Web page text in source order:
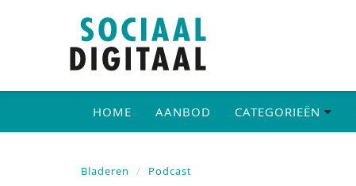
HOME AANBOD CATEGORIEËN
Bladeren Podcast